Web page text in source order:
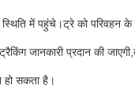
में पहुंचे।ट्रे को परिवहन के
जानकारी प्रदान की
सकता है।